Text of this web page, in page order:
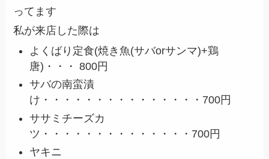
ってます
私が来店した際は
よくばり定食(焼き魚(サバorサンマ)+鶏
唐)・・・ 800円
サバの南蛮漬
け・・・・・・・・・・・・・・・700円
ササミチーズカ
ツ・・・・・・・・・・・・・・700円
ヤキニ